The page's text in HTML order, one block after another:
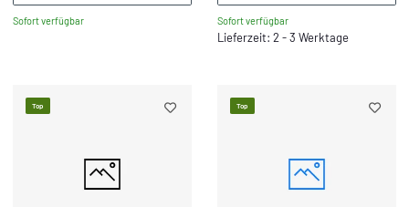
Sofort verfügbar Sofort verfügbar
Lieferzeit: 2 - 3 Werktage
Top Top